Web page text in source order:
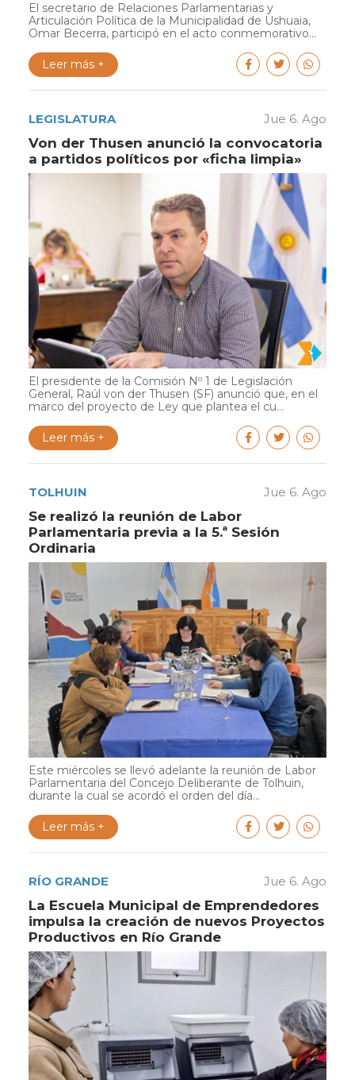
El secretario de Relaciones Parlamentarias y
Articulación Política de la Municipalidad de Ushuaia,
Omar Becerra, participó en el acto conmemorativo...
Leer más +
LEGISLATURA Jue 6. Ago
Von der Thusen anunció la convocatoria
a partidos políticos por «ficha limpia»
El presidente de la Comisión Nº 1 de Legislación
General, Raúl von der Thusen (SF) anunció que, en el
marco del proyecto de Ley que plantea el cu...
Leer más +
TOLHUIN Jue 6. Ago
Se realizó la reunión de Labor
Parlamentaria previa a la 5.ª Sesión
Ordinaria
Este miércoles se llevó adelante la reunión de Labor
Parlamentaria del Concejo Deliberante de Tolhuin,
durante la cual se acordó el orden del día...
Leer más +
RÍO GRANDE Jue 6. Ago
La Escuela Municipal de Emprendedores
impulsa la creación de nuevos Proyectos
Productivos en Río Grande